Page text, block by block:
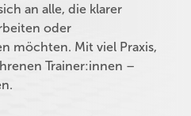
an alle, die klarer
oder
möchten. Mit viel Praxis,
Trainer:innen –